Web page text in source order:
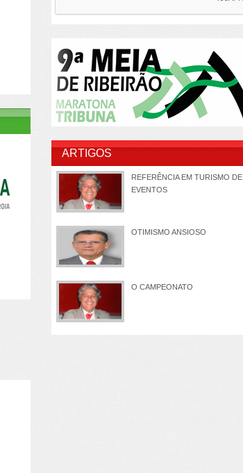
ARTIGOS
REFERÊNCIA EM TURISMO DE
EVENTOS
OTIMISMO ANSIOSO
O CAMPEONATO